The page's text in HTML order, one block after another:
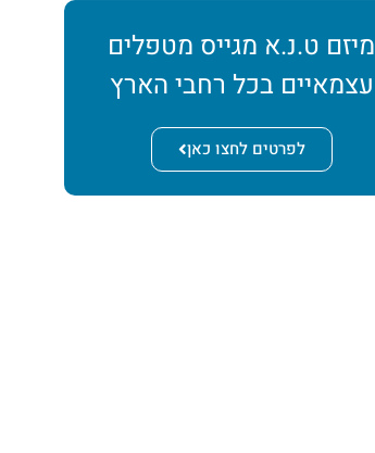
מיזם ט.נ.א מגייס מטפלים
עצמאיים בכל רחבי הארץ
לפרטים לחצו כאן